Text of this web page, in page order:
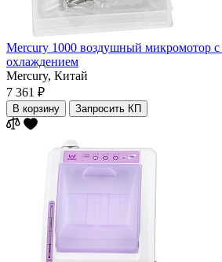
Mercury 1000 воздушный микромотор
охлаждением
Mercury, Китай
7 361 ₽
В корзину Запросить КП